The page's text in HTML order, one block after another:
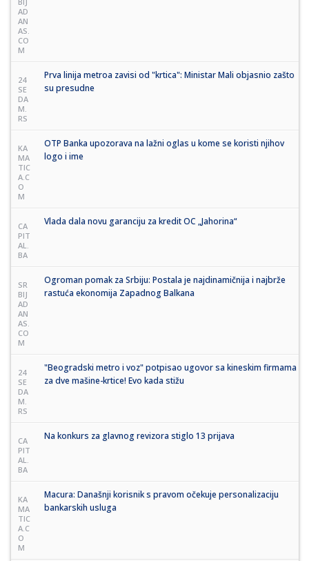
AD
AN
AS.
CO
M
24
SE
DA
M.
RS
Prva linija metroa zavisi od "krtica": Ministar Mali objasnio zašto
su presudne
KA
MA
TIC
A.C
O
M
OTP Banka upozorava na lažni oglas u kome se koristi njihov
logo i ime
CA
PIT
AL.
BA
Vlada dala novu garanciju za kredit OC „Jahorina“
SR
BIJ
AD
AN
AS.
CO
M
Ogroman pomak za Srbiju: Postala je najdinamičnija i najbrže
rastuća ekonomija Zapadnog Balkana
24
SE
DA
M.
RS
"Beogradski metro i voz" potpisao ugovor sa kineskim firmama
za dve mašine-krtice! Evo kada stižu
CA
PIT
AL.
BA
Na konkurs za glavnog revizora stiglo 13 prijava
KA
MA
TIC
A.C
O
M
Macura: Današnji korisnik s pravom očekuje personalizaciju
bankarskih usluga